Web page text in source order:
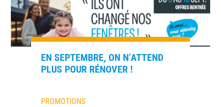
EN SEPTEMBRE, ON N’ATTEND
PLUS POUR RÉNOVER !
PROMOTIONS